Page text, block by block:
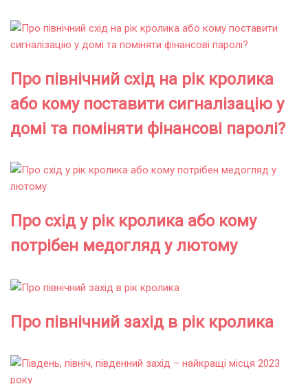
Про північний схід на рік кролика
або кому поставити сигналізацію у
домі та поміняти фінансові паролі?
Про схід у рік кролика або кому
потрібен медогляд у лютому
Про північний захід в рік кролика